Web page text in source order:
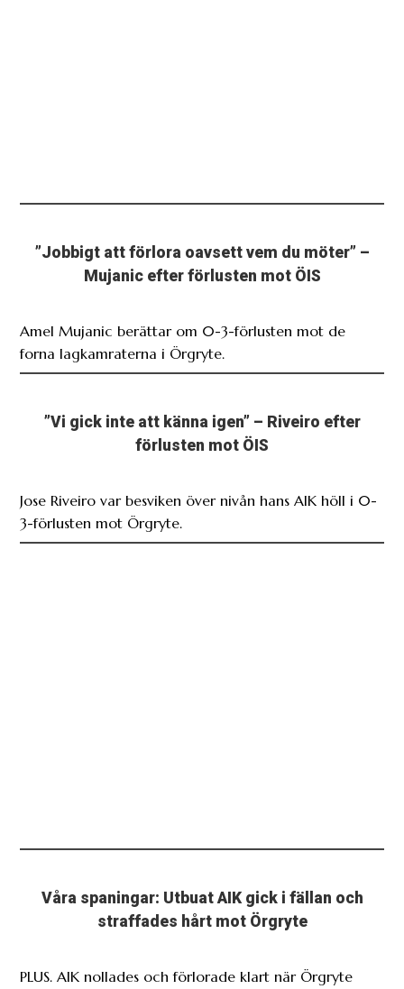
”Jobbigt att förlora oavsett vem du möter” –
Mujanic efter förlusten mot ÖIS
Amel Mujanic berättar om 0-3-förlusten mot de
forna lagkamraterna i Örgryte.
”Vi gick inte att känna igen” – Riveiro efter
förlusten mot ÖIS
Jose Riveiro var besviken över nivån hans AIK höll i 0-
3-förlusten mot Örgryte.
Våra spaningar: Utbuat AIK gick i fällan och
straffades hårt mot Örgryte
PLUS. AIK nollades och förlorade klart när Örgryte